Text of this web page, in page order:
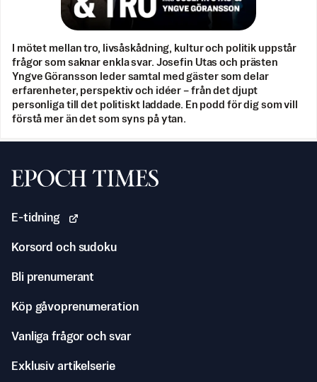
I mötet mellan tro, livsåskådning, kultur och politik uppstår
frågor som saknar enkla svar. Josefin Utas och prästen
Yngve Göransson leder samtal med gäster som delar
erfarenheter, perspektiv och idéer – från det djupt
personliga till det politiskt laddade. En podd för dig som vill
förstå mer än det som syns på ytan.
Svenska Epoch Times
E-tidning
Korsord och sudoku
Bli prenumerant
Köp gåvoprenumeration
Vanliga frågor och svar
Exklusiv artikelserie